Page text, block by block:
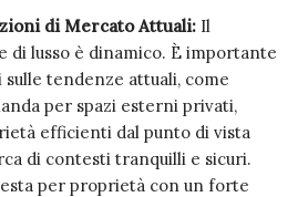
di Mercato Attuali: Il
di lusso è dinamico. È importante
tendenze attuali, come
per spazi esterni privati,
efficienti dal punto di vista
di contesti tranquilli e sicuri.
per proprietà con un forte